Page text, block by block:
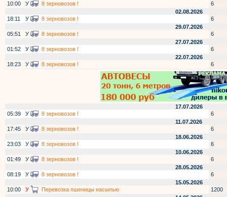
10:00
У 8 зерновозов !
6
02.08.2026
18:11
У 8 зерновозов !
6
29.07.2026
05:51
У 8 зерновозов !
6
27.07.2026
01:52
У 8 зерновозов !
6
22.07.2026
18:23
У 8 зерновозов ! 6
17.07.2026
05:39
У 8 зерновозов !
6
11.07.2026
17:45
У 8 зерновозов !
6
18.06.2026
23:03
У 8 зерновозов !
6
10.06.2026
01:49
У 8 зерновозов !
6
28.05.2026
08:19
У 8 зерновозов !
6
15.05.2026
10:00
У Перевозка пшеницы насыпью
1200